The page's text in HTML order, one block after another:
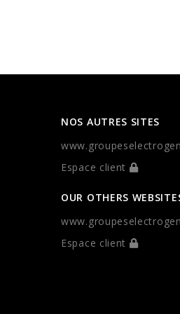
NOS AUTRES SITES
Espace client
OUR OTHERS
Espace client